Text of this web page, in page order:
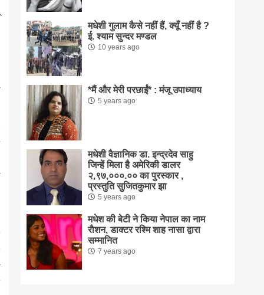
मधेशी गुलाम कैसे नहीं हैं, क्यूँ नहीं है ?
ई. श्याम सुन्दर मण्डल
10 years ago
*मैं और मेरी परछाईं* : मंजू उपाध्याय
5 years ago
मधेशी वैज्ञानिक डा. इन्द्रदेव साहु
जिन्हें मिला है अमेरिकी डालर
२,९७,०००.०० का पुरस्कार ,
प्रस्तुति सुजितकुमार झा
5 years ago
मधेश की बेटी ने किया नेपाल का नाम
राैशन, डाक्टर रश्मि शाह नासा द्वारा
सम्मानित
7 years ago